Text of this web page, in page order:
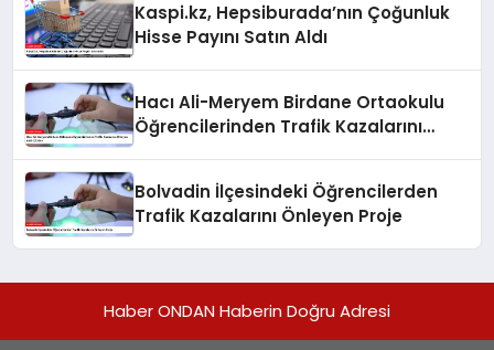
Kaspi.kz, Hepsiburada’nın Çoğunluk
Hisse Payını Satın Aldı
Hacı Ali-Meryem Birdane Ortaokulu
Öğrencilerinden Trafik Kazalarını
Bolvadin İlçesindeki Öğrencilerden
Trafik Kazalarını Önleyen Proje
Haber ONDAN Haberin Doğru Adresi